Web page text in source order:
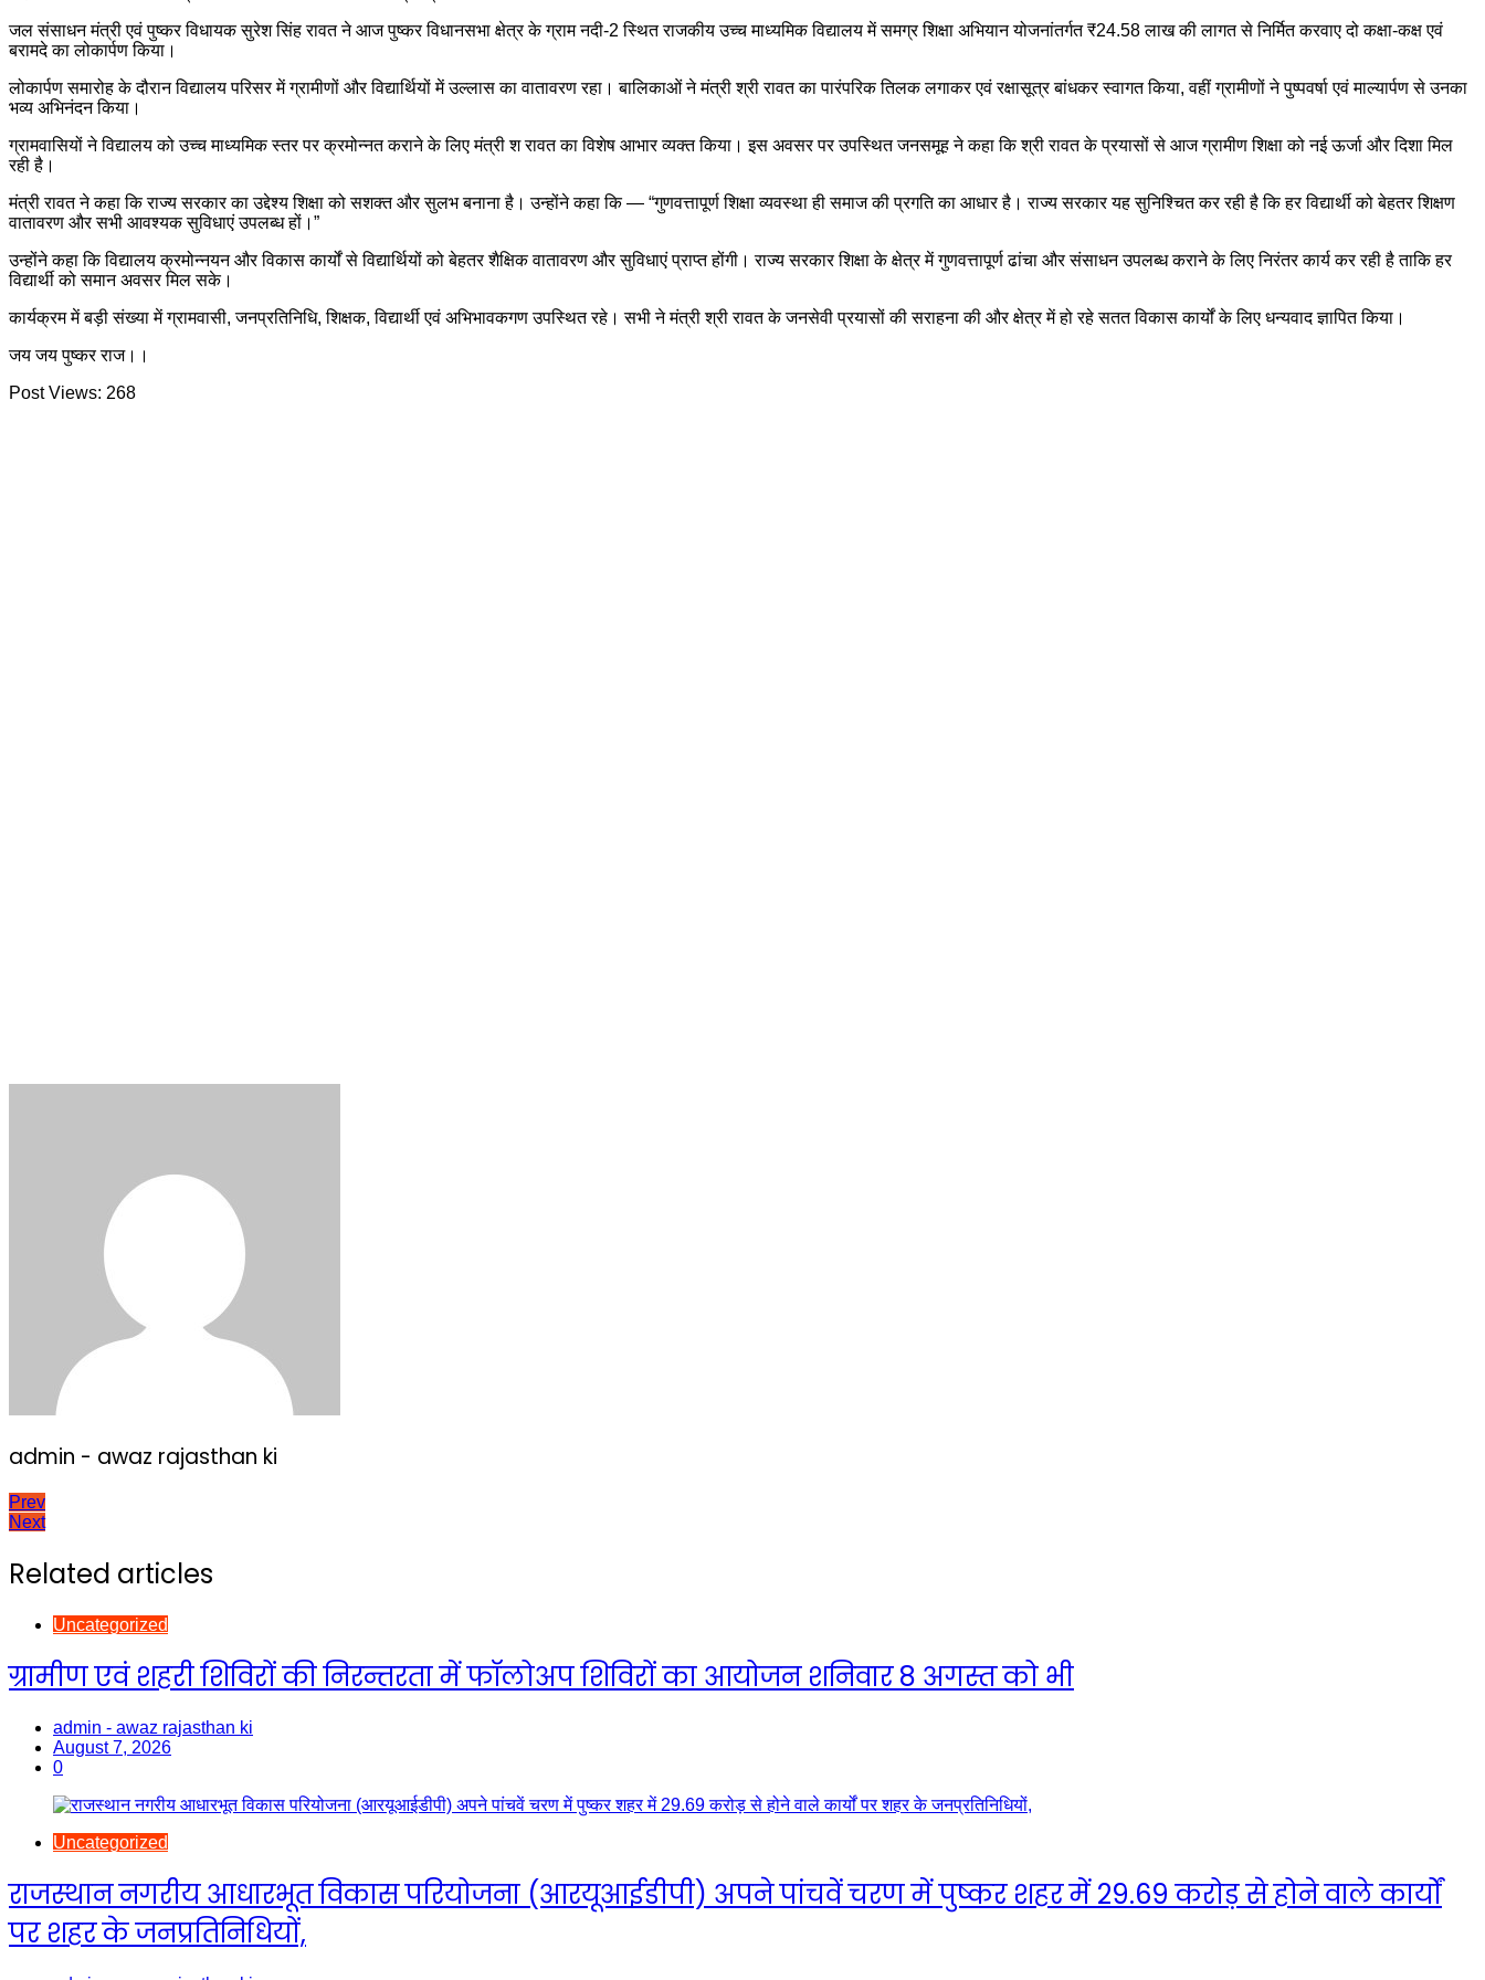
जल संसाधन मंत्री एवं पुष्कर विधायक सुरेश सिंह रावत ने आज पुष्कर विधानसभा क्षेत्र के ग्राम नदी-2 स्थित राजकीय उच्च माध्यमिक विद्यालय में समग्र शिक्षा अभियान योजनांतर्गत ₹24.58 लाख की लागत से निर्मित करवाए दो कक्षा-कक्ष एवं
बरामदे का लोकार्पण किया।
लोकार्पण समारोह के दौरान विद्यालय परिसर में ग्रामीणों और विद्यार्थियों में उल्लास का वातावरण रहा। बालिकाओं ने मंत्री श्री रावत का पारंपरिक तिलक लगाकर एवं रक्षासूत्र बांधकर स्वागत किया, वहीं ग्रामीणों ने पुष्पवर्षा एवं माल्यार्पण से उनका
भव्य अभिनंदन किया।
ग्रामवासियों ने विद्यालय को उच्च माध्यमिक स्तर पर क्रमोन्नत कराने के लिए मंत्री श रावत का विशेष आभार व्यक्त किया। इस अवसर पर उपस्थित जनसमूह ने कहा कि श्री रावत के प्रयासों से आज ग्रामीण शिक्षा को नई ऊर्जा और दिशा मिल
रही है।
मंत्री रावत ने कहा कि राज्य सरकार का उद्देश्य शिक्षा को सशक्त और सुलभ बनाना है। उन्होंने कहा कि — “गुणवत्तापूर्ण शिक्षा व्यवस्था ही समाज की प्रगति का आधार है। राज्य सरकार यह सुनिश्चित कर रही है कि हर विद्यार्थी को बेहतर शिक्षण
वातावरण और सभी आवश्यक सुविधाएं उपलब्ध हों।”
उन्होंने कहा कि विद्यालय क्रमोन्नयन और विकास कार्यों से विद्यार्थियों को बेहतर शैक्षिक वातावरण और सुविधाएं प्राप्त होंगी। राज्य सरकार शिक्षा के क्षेत्र में गुणवत्तापूर्ण ढांचा और संसाधन उपलब्ध कराने के लिए निरंतर कार्य कर रही है ताकि हर
विद्यार्थी को समान अवसर मिल सके।
कार्यक्रम में बड़ी संख्या में ग्रामवासी, जनप्रतिनिधि, शिक्षक, विद्यार्थी एवं अभिभावकगण उपस्थित रहे। सभी ने मंत्री श्री रावत के जनसेवी प्रयासों की सराहना की और क्षेत्र में हो रहे सतत विकास कार्यों के लिए धन्यवाद ज्ञापित किया।
जय जय पुष्कर राज।।
Post Views: 268
admin - awaz rajasthan ki
Post
Prev
Next
Related articles
Uncategorized
ग्रामीण एवं शहरी शिविरों की निरन्तरता में फॉलोअप शिविरों का आयोजन शनिवार 8 अगस्त को भी
admin - awaz rajasthan ki
August 7, 2026
0
Uncategorized
राजस्थान नगरीय आधारभूत विकास परियोजना (आरयूआईडीपी) अपने पांचवें चरण में पुष्कर शहर में 29.69 करोड़ से होने वाले कार्यों
पर शहर के जनप्रतिनिधियों,